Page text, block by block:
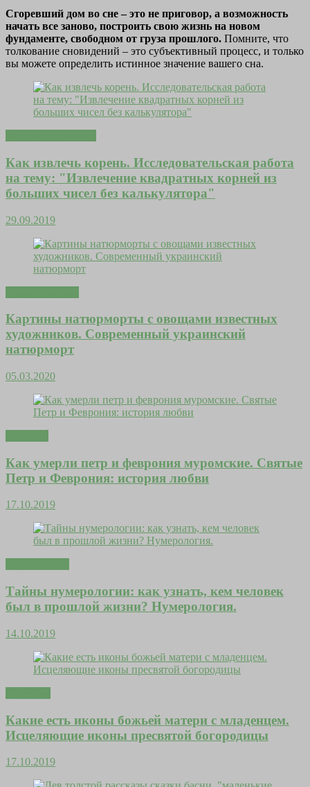
Сгоревший дом во сне – это не приговор, а возможность
начать все заново, построить свою жизнь на новом
фундаменте, свободном от груза прошлого. Помните, что
толкование сновидений – это субъективный процесс, и только
вы можете определить истинное значение вашего сна.
Как извлечь корень. Исследовательская работа
на тему: "Извлечение квадратных корней из
больших чисел без калькулятора"
29.09.2019
Картины натюрморты с овощами известных
художников. Современный украинский
натюрморт
05.03.2020
Как умерли петр и феврония муромские. Святые
Петр и Феврония: история любви
17.10.2019
Тайны нумерологии: как узнать, кем человек
был в прошлой жизни? Нумерология.
14.10.2019
Какие есть иконы божьей матери с младенцем.
Исцеляющие иконы пресвятой богородицы
17.10.2019